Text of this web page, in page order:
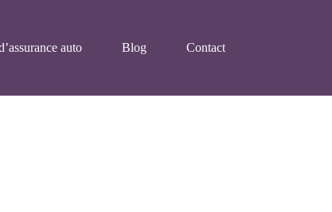
auto Blog Contact